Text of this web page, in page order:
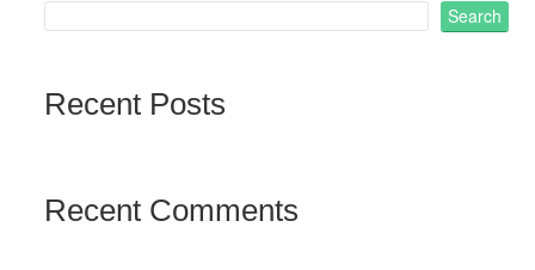
Search
Recent Posts
Recent Comments